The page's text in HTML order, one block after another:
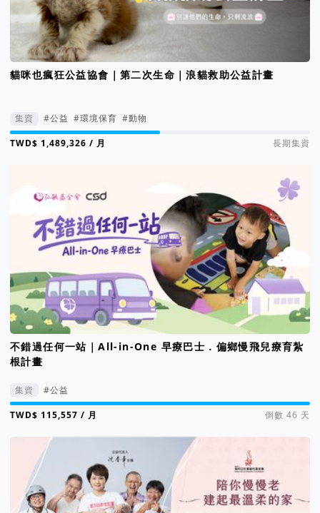
貓咪也瘋狂公益協會｜第二次生命｜浪貓救助公益計畫
集資 #公益 #環境保育 #動物
集資進度 50%
/ 月 長期集資
不錯過任何一站｜All-in-One 早療巴士．偏鄉慢飛兒療育紮
根計畫
集資 #公益
集資進度 116%
/ 月 倒數 46 天